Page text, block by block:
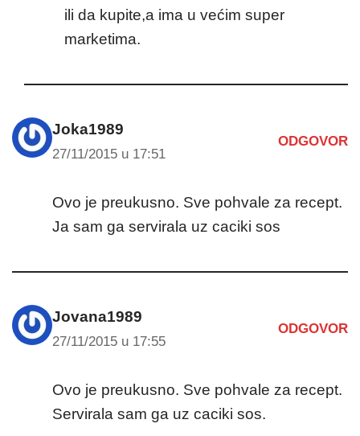
ili da kupite,a ima u većim super
marketima.
Joka1989
27/11/2015 u 17:51
ODGOVOR
Ovo je preukusno. Sve pohvale za recept.
Ja sam ga servirala uz caciki sos
Jovana1989
27/11/2015 u 17:55
ODGOVOR
Ovo je preukusno. Sve pohvale za recept.
Servirala sam ga uz caciki sos.